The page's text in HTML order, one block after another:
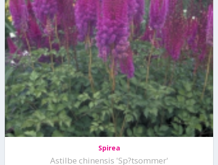
Spirea
Astilbe chinensis 'Sp?tsommer'